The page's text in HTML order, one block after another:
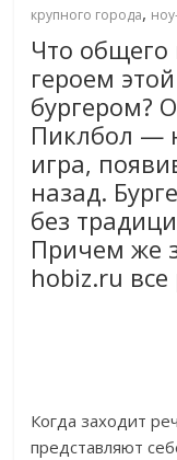
крупного города,
Что
героем
бургером?
Пиклбол —
игра,
назад.
без
Причем же
hobiz.ru все
Когда заходит
представляют